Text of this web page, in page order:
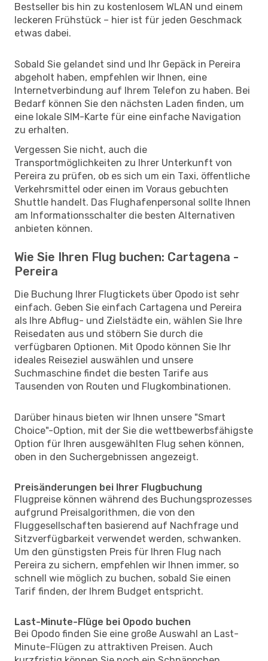
Bestseller bis hin zu kostenlosem WLAN und einem
leckeren Frühstück – hier ist für jeden Geschmack
etwas dabei.
Sobald Sie gelandet sind und Ihr Gepäck in Pereira
abgeholt haben, empfehlen wir Ihnen, eine
Internetverbindung auf Ihrem Telefon zu haben. Bei
Bedarf können Sie den nächsten Laden finden, um
eine lokale SIM-Karte für eine einfache Navigation
zu erhalten.
Vergessen Sie nicht, auch die
Transportmöglichkeiten zu Ihrer Unterkunft von
Pereira zu prüfen, ob es sich um ein Taxi, öffentliche
Verkehrsmittel oder einen im Voraus gebuchten
Shuttle handelt. Das Flughafenpersonal sollte Ihnen
am Informationsschalter die besten Alternativen
anbieten können.
Wie Sie Ihren Flug buchen: Cartagena -
Pereira
Die Buchung Ihrer Flugtickets über Opodo ist sehr
einfach. Geben Sie einfach Cartagena und Pereira
als Ihre Abflug- und Zielstädte ein, wählen Sie Ihre
Reisedaten aus und stöbern Sie durch die
verfügbaren Optionen. Mit Opodo können Sie Ihr
ideales Reiseziel auswählen und unsere
Suchmaschine findet die besten Tarife aus
Tausenden von Routen und Flugkombinationen.
Darüber hinaus bieten wir Ihnen unsere "Smart
Choice"-Option, mit der Sie die wettbewerbsfähigste
Option für Ihren ausgewählten Flug sehen können,
oben in den Suchergebnissen angezeigt.
Preisänderungen bei Ihrer Flugbuchung
Flugpreise können während des Buchungsprozesses
aufgrund Preisalgorithmen, die von den
Fluggesellschaften basierend auf Nachfrage und
Sitzverfügbarkeit verwendet werden, schwanken.
Um den günstigsten Preis für Ihren Flug nach
Pereira zu sichern, empfehlen wir Ihnen immer, so
schnell wie möglich zu buchen, sobald Sie einen
Tarif finden, der Ihrem Budget entspricht.
Last-Minute-Flüge bei Opodo buchen
Bei Opodo finden Sie eine große Auswahl an Last-
Minute-Flügen zu attraktiven Preisen. Auch